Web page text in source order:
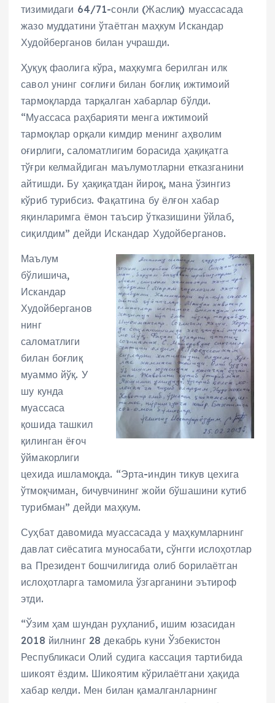
тизимидаги 64/71-сонли (Жаслиқ) муассасада
жазо муддатини ўтаётган маҳкум Искандар
Худойберганов билан учрашди.
Ҳуқуқ фаолига кўра, маҳкумга берилган илк
савол унинг соғлиғи билан боғлиқ ижтимоий
тармоқларда тарқалган хабарлар бўлди.
“Муассаса раҳбарияти менга ижтимоий
тармоқлар орқали кимдир менинг аҳволим
оғирлиги, саломатлигим борасида ҳақиқатга
тўғри келмайдиган маълумотларни етказганини
айтишди. Бу ҳақиқатдан йироқ, мана ўзингиз
кўриб турибсиз. Фақатгина бу ёлғон хабар
яқинларимга ёмон таъсир ўтказишини ўйлаб,
сиқилдим” дейди Искандар Худойберганов.
Маълум
бўлишича,
Искандар
Худойберганов
нинг
саломатлиги
билан боғлиқ
муаммо йўқ. У
шу кунда
муассаса
қошида ташкил
қилинган ёғоч
ўймакорлиги
цехида ишламоқда. “Эрта-индин тикув цехига
ўтмоқчиман, бичувчининг жойи бўшашини кутиб
турибман” дейди маҳкум.
Суҳбат давомида муассасада у маҳкумларнинг
давлат сиёсатига муносабати, сўнгги ислоҳотлар
ва Президент бошчилигида олиб борилаётган
ислоҳотларга тамомила ўзгарганини эътироф
этди.
“Ўзим ҳам шундан руҳланиб, ишим юзасидан
2018 йилнинг 28 декабрь куни Ўзбекистон
Республикаси Олий судига кассация тартибида
шикоят ёздим. Шикоятим кўрилаётгани ҳақида
хабар келди. Мен билан қамалганларнинг